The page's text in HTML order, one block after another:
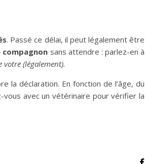
. Passé ce délai, il peut légalement être
sans attendre : parlez-en à
votre (légalement).
la déclaration. En fonction de l’âge, du
avec un vétérinaire pour vérifier la